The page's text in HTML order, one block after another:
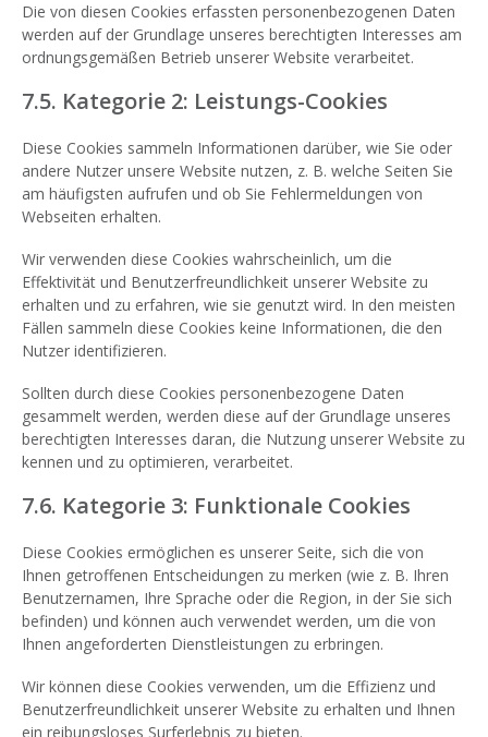
Die von diesen Cookies erfassten personenbezogenen Daten
werden auf der Grundlage unseres berechtigten Interesses am
ordnungsgemäßen Betrieb unserer Website verarbeitet.
7.5. Kategorie 2: Leistungs-Cookies
Diese Cookies sammeln Informationen darüber, wie Sie oder
andere Nutzer unsere Website nutzen, z. B. welche Seiten Sie
am häufigsten aufrufen und ob Sie Fehlermeldungen von
Webseiten erhalten.
Wir verwenden diese Cookies wahrscheinlich, um die
Effektivität und Benutzerfreundlichkeit unserer Website zu
erhalten und zu erfahren, wie sie genutzt wird. In den meisten
Fällen sammeln diese Cookies keine Informationen, die den
Nutzer identifizieren.
Sollten durch diese Cookies personenbezogene Daten
gesammelt werden, werden diese auf der Grundlage unseres
berechtigten Interesses daran, die Nutzung unserer Website zu
kennen und zu optimieren, verarbeitet.
7.6. Kategorie 3: Funktionale Cookies
Diese Cookies ermöglichen es unserer Seite, sich die von
Ihnen getroffenen Entscheidungen zu merken (wie z. B. Ihren
Benutzernamen, Ihre Sprache oder die Region, in der Sie sich
befinden) und können auch verwendet werden, um die von
Ihnen angeforderten Dienstleistungen zu erbringen.
Wir können diese Cookies verwenden, um die Effizienz und
Benutzerfreundlichkeit unserer Website zu erhalten und Ihnen
ein reibungsloses Surferlebnis zu bieten.